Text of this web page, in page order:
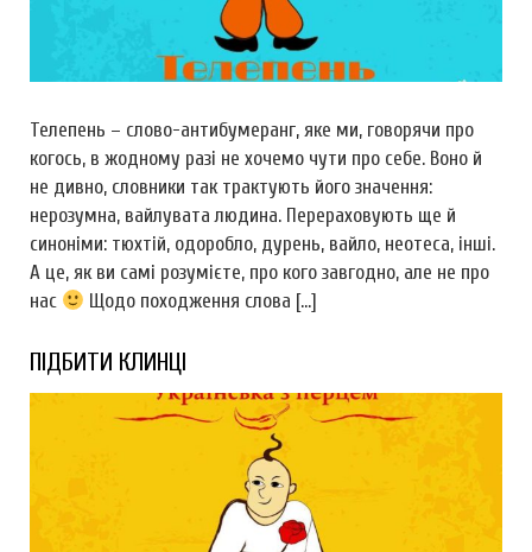
Телепень – слово-антибумеранг, яке ми, говорячи про
когось, в жодному разі не хочемо чути про себе. Воно й
не дивно, словники так трактують його значення:
нерозумна, вайлувата людина. Перераховують ще й
синоніми: тюхтій, одоробло, дурень, вайло, неотеса, інші.
А це, як ви самі розумієте, про кого завгодно, але не про
нас
Щодо походження слова […]
ПІДБИТИ КЛИНЦІ